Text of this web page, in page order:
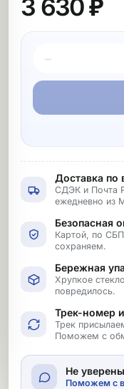
3 630 ₽
Покупка
−
Доставка по
СДЭК и Почта
ежедневно из
Безопасная
Картой, по
сохраняем.
Бережная
Хрупкое
повредилось.
Трек-номер
Трек
Поможем с
Не
Поможем с